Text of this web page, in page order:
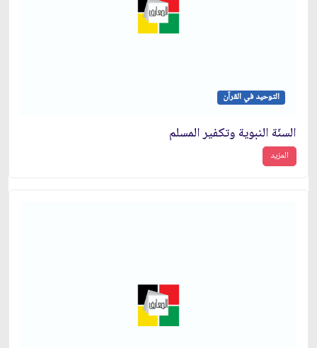
التوحيد في القرآن
السنّة النبوية وتكفير المسلم
المزيد